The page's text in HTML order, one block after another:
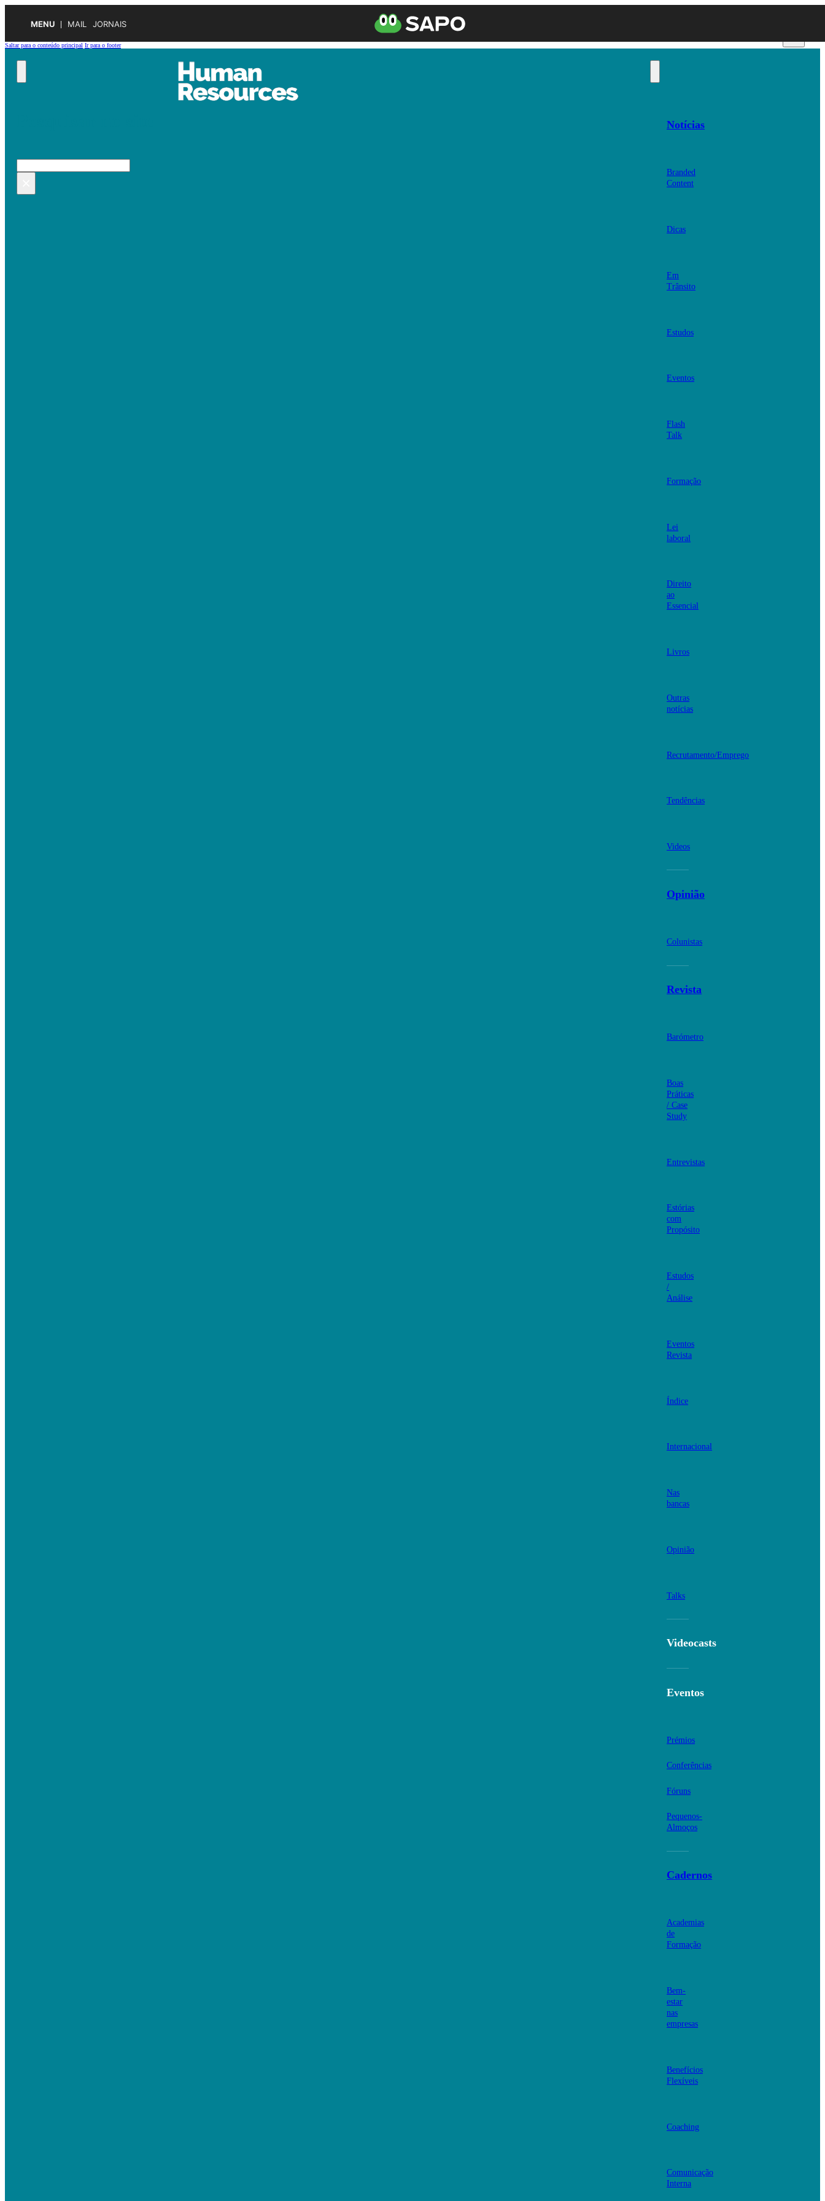
MENU MAIL JORNAIS
Saltar para o conteúdo principal Ir para o footer
Pesquisar
Notícias
Branded
Content
Dicas
Em
Trânsito
Estudos
Eventos
Flash
Talk
Formação
Lei
laboral
Direito
ao
Essencial
Livros
Outras
notícias
Recrutamento/Emprego
Tendências
Videos
Opinião
Colunistas
Revista
Barómetro
Boas
Práticas
/ Case
Study
Entrevistas
Estórias
com
Propósito
Estudos
/
Análise
Eventos
Revista
Índice
Internacional
Nas
bancas
Opinião
Talks
Videocasts
Eventos
Prémios
Conferências
Fóruns
Pequenos-
Almoços
Cadernos
Academias
de
Formação
Bem-
estar
nas
empresas
Benefícios
Flexíveis
Coaching
Comunicação
Interna